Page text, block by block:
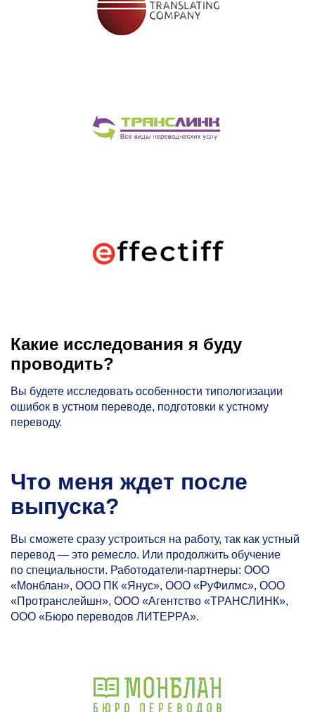
Какие исследования я буду
проводить?
Вы будете исследовать особенности типологизации
ошибок в устном переводе, подготовки к устному
переводу.
Что меня ждет после
выпуска?
Вы сможете сразу устроиться на работу, так как устный
перевод — это ремесло. Или продолжить обучение
по специальности. Работодатели-партнеры: ООО
«Монблан», ООО ПК «Янус», ООО «РуФилмс», OOO
«Протранслейшн», ООО «Агентство «ТРАНСЛИНК»,
ООО «Бюро переводов ЛИТЕРРА».